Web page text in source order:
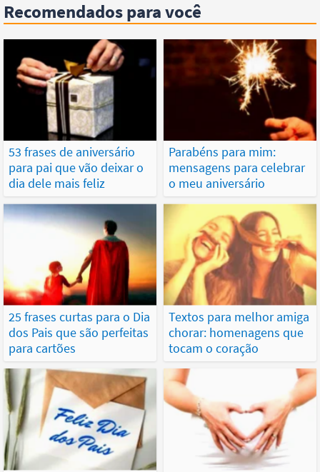
Recomendados para você
53 frases de aniversário
para pai que vão deixar o
dia dele mais feliz
Parabéns para mim:
mensagens para celebrar
o meu aniversário
25 frases curtas para o Dia
dos Pais que são perfeitas
para cartões
Textos para melhor amiga
chorar: homenagens que
tocam o coração